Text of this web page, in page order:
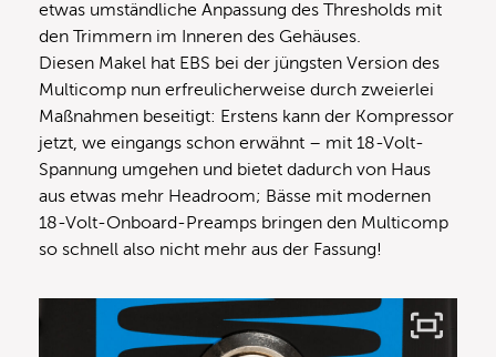
etwas umständliche Anpassung des Thresholds mit
den Trimmern im Inneren des Gehäuses.
Diesen Makel hat EBS bei der jüngsten Version des
Multicomp nun erfreulicherweise durch zweierlei
Maßnahmen beseitigt: Erstens kann der Kompressor
jetzt, we eingangs schon erwähnt – mit 18-Volt-
Spannung umgehen und bietet dadurch von Haus
aus etwas mehr Headroom; Bässe mit modernen
18-Volt-Onboard-Preamps bringen den Multicomp
so schnell also nicht mehr aus der Fassung!